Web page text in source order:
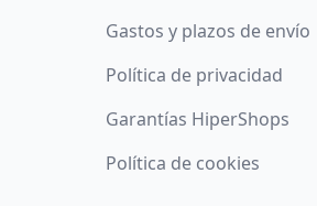
Gastos y plazos de envío
Política de privacidad
Garantías HiperShops
Política de cookies